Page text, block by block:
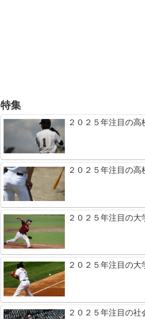
特集
２０２５年注目の
２０２５年注目の
２０２５年注目の
２０２５年注目の
２０２５年注目の